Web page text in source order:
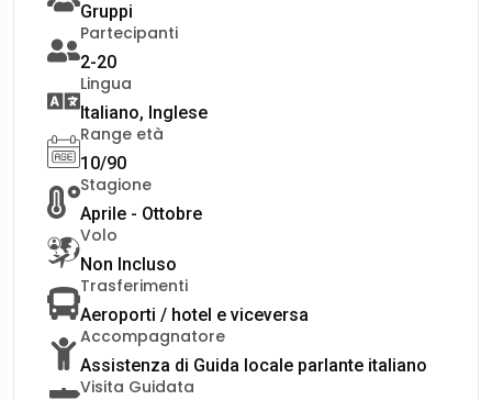
Gruppi
Partecipanti
2-20
Lingua
Italiano, Inglese
Range età
10/90
Stagione
Aprile - Ottobre
Volo
Non Incluso
Trasferimenti
Aeroporti / hotel e viceversa
Accompagnatore
Assistenza di Guida locale parlante italiano
Visita Guidata